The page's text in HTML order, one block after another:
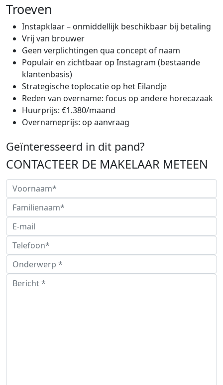
Troeven
Instapklaar – onmiddellijk beschikbaar bij betaling
Vrij van brouwer
Geen verplichtingen qua concept of naam
Populair en zichtbaar op Instagram (bestaande
klantenbasis)
Strategische toplocatie op het Eilandje
Reden van overname: focus op andere horecazaak
Huurprijs: €1.380/maand
Overnameprijs: op aanvraag
Geïnteresseerd in dit pand?
CONTACTEER DE MAKELAAR METEEN